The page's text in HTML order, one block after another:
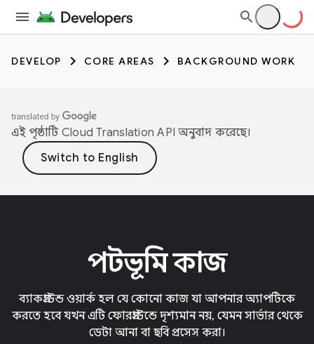
DEVELOP CORE AREAS BACKGROUND WORK
এই পৃষ্ঠাটি Cloud Translation API অনুবাদ করেছে।
পটভূমি কাজ
ব্যাকগ্রাউন্ড ওয়ার্ক হল যে কোনো কাজ যা আপনার অ্যাপটিকে
করতে হবে যখন এটি ফোরগ্রাউন্ডে দৃশ্যমান নয়, যেমন সার্ভার থেকে
ডেটা আনা বা ছবি প্রসেস করা।